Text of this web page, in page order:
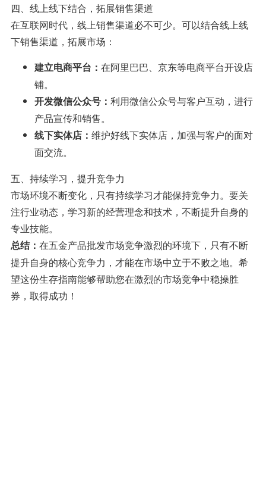
四、线上线下结合，拓展销售渠道
在互联网时代，线上销售渠道必不可少。可以结合线上线
下销售渠道，拓展市场：
建立电商平台： 在阿里巴巴、京东等电商平台开设店
铺。
开发微信公众号： 利用微信公众号与客户互动，进行
产品宣传和销售。
线下实体店： 维护好线下实体店，加强与客户的面对
面交流。
五、持续学习，提升竞争力
市场环境不断变化，只有持续学习才能保持竞争力。要关
注行业动态，学习新的经营理念和技术，不断提升自身的
专业技能。
总结： 在五金产品批发市场竞争激烈的环境下，只有不断
提升自身的核心竞争力，才能在市场中立于不败之地。希
望这份生存指南能够帮助您在激烈的市场竞争中稳操胜
券，取得成功！